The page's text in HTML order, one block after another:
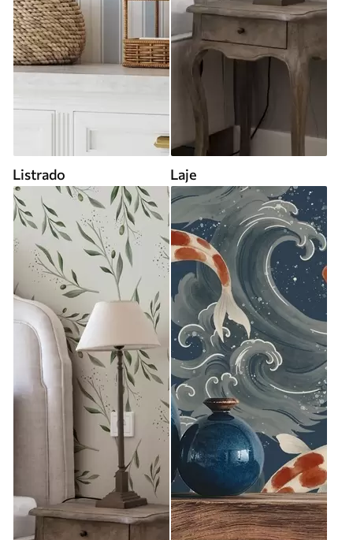
Listrado Laje